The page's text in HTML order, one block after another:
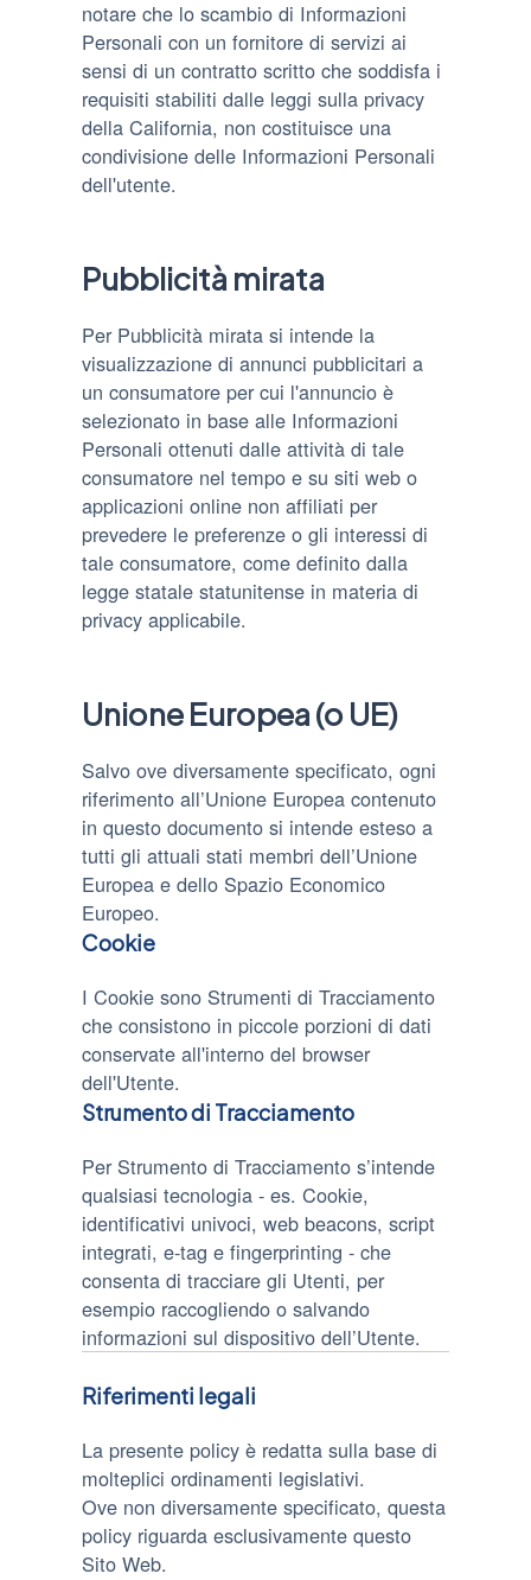
notare che lo scambio di Informazioni
Personali con un fornitore di servizi ai
sensi di un contratto scritto che soddisfa i
requisiti stabiliti dalle leggi sulla privacy
della California, non costituisce una
condivisione delle Informazioni Personali
dell'utente.
Pubblicità mirata
Per Pubblicità mirata si intende la
visualizzazione di annunci pubblicitari a
un consumatore per cui l'annuncio è
selezionato in base alle Informazioni
Personali ottenuti dalle attività di tale
consumatore nel tempo e su siti web o
applicazioni online non affiliati per
prevedere le preferenze o gli interessi di
tale consumatore, come definito dalla
legge statale statunitense in materia di
privacy applicabile.
Unione Europea (o UE)
Salvo ove diversamente specificato, ogni
riferimento all’Unione Europea contenuto
in questo documento si intende esteso a
tutti gli attuali stati membri dell’Unione
Europea e dello Spazio Economico
Europeo.
Cookie
I Cookie sono Strumenti di Tracciamento
che consistono in piccole porzioni di dati
conservate all'interno del browser
dell'Utente.
Strumento di Tracciamento
Per Strumento di Tracciamento s’intende
qualsiasi tecnologia - es. Cookie,
identificativi univoci, web beacons, script
integrati, e-tag e fingerprinting - che
consenta di tracciare gli Utenti, per
esempio raccogliendo o salvando
informazioni sul dispositivo dell’Utente.
Riferimenti legali
La presente policy è redatta sulla base di
molteplici ordinamenti legislativi.
Ove non diversamente specificato, questa
policy riguarda esclusivamente questo
Sito Web.